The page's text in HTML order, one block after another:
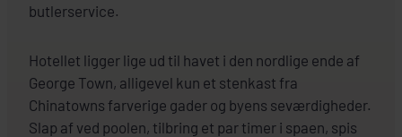
butlerservice.
Hotellet ligger lige ud til havet i den nordlige ende af
George Town, alligevel kun et stenkast fra
Chinatowns farverige gader og byens seværdigheder.
Slap af ved poolen, tilbring et par timer i spaen, spis